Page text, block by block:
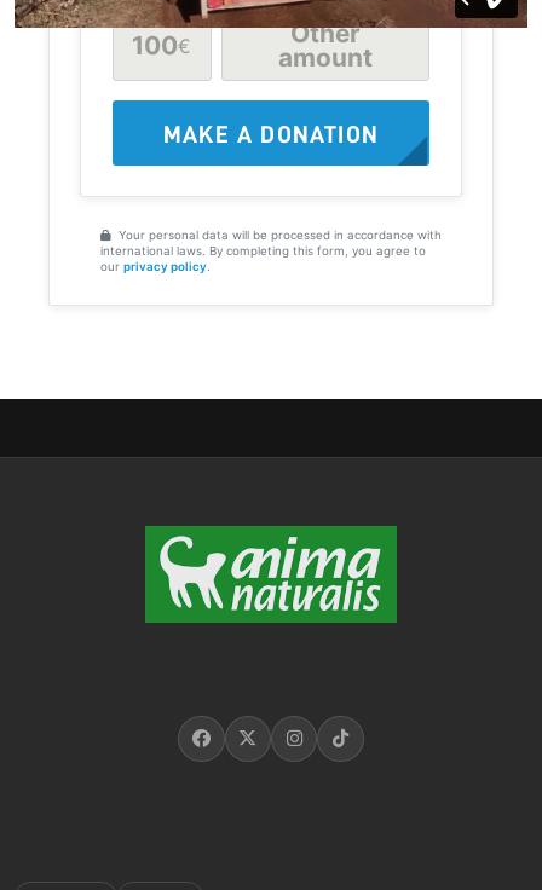
100€
Other
amount
MAKE A DONATION
Your personal data will be processed in accordance with
international laws. By completing this form, you agree to
our privacy policy.